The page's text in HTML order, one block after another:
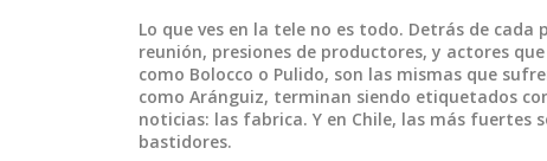
Lo que ves en la tele no es todo. Detrás de
reunión, presiones de productores, y actores
como Bolocco o Pulido, son las mismas que
como Aránguiz, terminan siendo etiquetados
noticias: las fabrica. Y en Chile, las más fuertes
bastidores.